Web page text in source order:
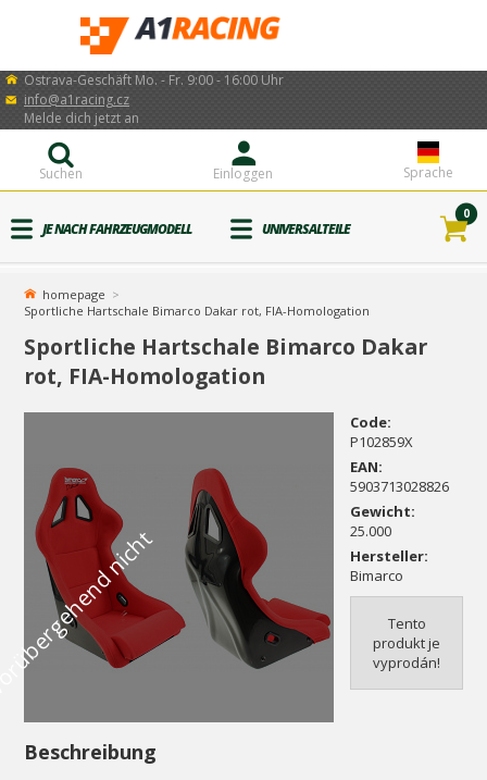
Ostrava-Geschäft Mo. - Fr. 9:00 - 16:00 Uhr
info@a1racing.cz
Sprache
Einloggen
Melde dich jetzt an
Suchen
JE NACH FAHRZEUGMODELL UNIVERSALTEILE
0
homepage
Sportliche Hartschale Bimarco Dakar rot, FIA-Homologation
Sportliche Hartschale Bimarco Dakar
rot, FIA-Homologation
Code:
P102859X
EAN:
5903713028826
Gewicht:
25.000
Hersteller:
Bimarco
Tento
produkt je
vyprodán!
Beschreibung